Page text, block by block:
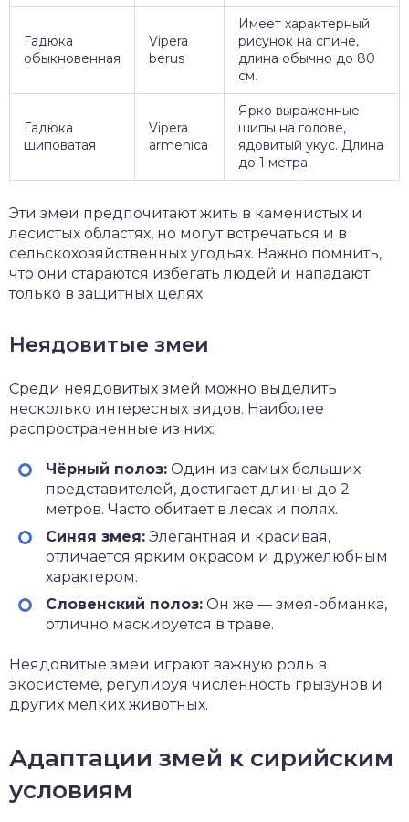
Гадюка
обыкновенная
Vipera
berus
Имеет характерный
рисунок на спине,
длина обычно до 80
см.
Гадюка
шиповатая
Vipera
armenica
Ярко выраженные
шипы на голове,
ядовитый укус. Длина
до 1 метра.
Эти змеи предпочитают жить в каменистых и
лесистых областях, но могут встречаться и в
сельскохозяйственных угодьях. Важно помнить,
что они стараются избегать людей и нападают
только в защитных целях.
Неядовитые змеи
Среди неядовитых змей можно выделить
несколько интересных видов. Наиболее
распространенные из них:
Чёрный полоз: Один из самых больших
представителей, достигает длины до 2
метров. Часто обитает в лесах и полях.
Синяя змея: Элегантная и красивая,
отличается ярким окрасом и дружелюбным
характером.
Словенский полоз: Он же — змея-обманка,
отлично маскируется в траве.
Неядовитые змеи играют важную роль в
экосистеме, регулируя численность грызунов и
других мелких животных.
Адаптации змей к сирийским
условиям